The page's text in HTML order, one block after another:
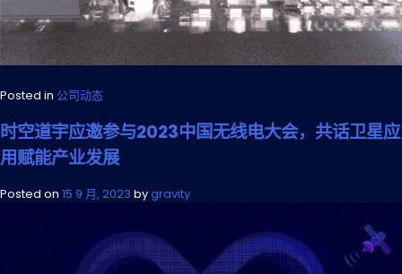
Posted in 公司动态
时空道宇应邀参与2023中国无线电大会，共话卫星应
用赋能产业发展
Posted on 15 9 月, 2023 bygravity